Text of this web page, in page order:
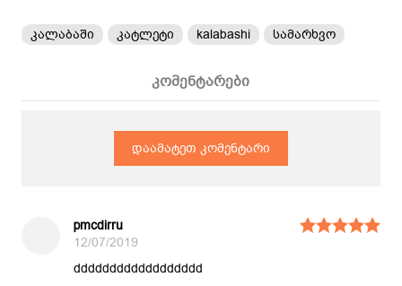
კალაბაში კატლეტი kalabashi სამარხვო
კომენტარები
დაამატეთ კომენტარი
pmcdirru
12/07/2019
dddddddddddddddddd